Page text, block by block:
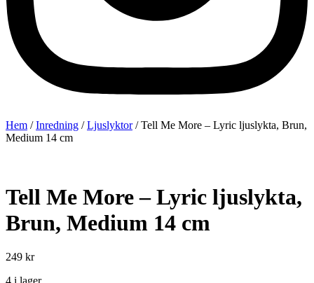
Hem /Inredning /Ljuslyktor/ Tell Me More – Lyric ljuslykta, Brun,
Medium 14 cm
Tell Me More – Lyric ljuslykta,
Brun, Medium 14 cm
249 kr